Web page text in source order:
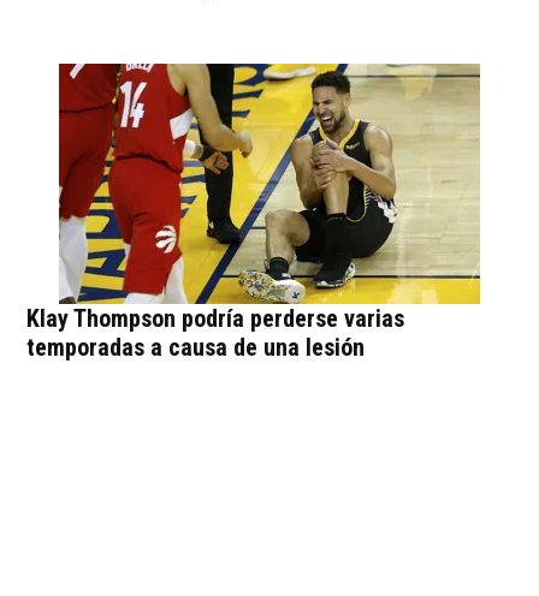
Klay Thompson podría perderse varias
temporadas a causa de una lesión